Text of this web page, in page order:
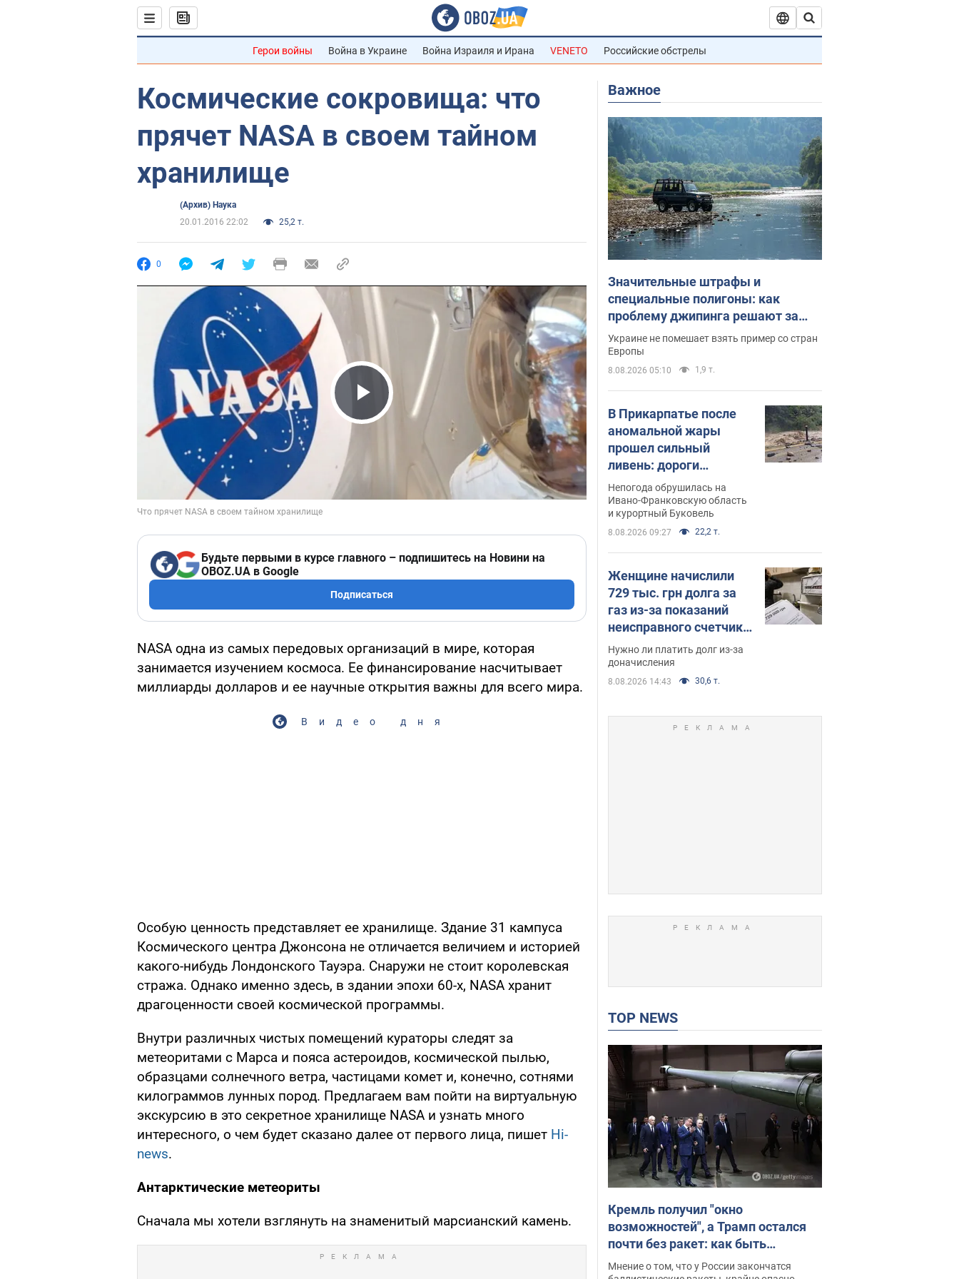
Герои войны Война в Украине Война Израиля и Ирана VENETO Российские обстрелы
Космические сокровища: что
прячет NASA в своем тайном
хранилище
(Архив) Наука
20.01.2016 22:02
25,2 т.
0
Play Video
Будьте первыми в курсе главного – подпишитесь на Новини на
OBOZ.UA в Google
Подписаться
NASA одна из самых передовых организаций в мире, которая
занимается изучением космоса. Ее финансирование насчитывает
миллиарды долларов и ее научные открытия важны для всего мира.
Видео дня
Особую ценность представляет ее хранилище. Здание 31 кампуса
Космического центра Джонсона не отличается величием и историей
какого-нибудь Лондонского Тауэра. Снаружи не стоит королевская
стража. Однако именно здесь, в здании эпохи 60-х, NASA хранит
драгоценности своей космической программы.
Внутри различных чистых помещений кураторы следят за
метеоритами с Марса и пояса астероидов, космической пылью,
образцами солнечного ветра, частицами комет и, конечно, сотнями
килограммов лунных пород. Предлагаем вам пойти на виртуальную
экскурсию в это секретное хранилище NASA и узнать много
интересного, о чем будет сказано далее от первого лица, пишет Нi-
news.
Антарктические метеориты
Сначала мы хотели взглянуть на знаменитый марсианский камень.
Важное
Значительные штрафы и
специальные полигоны: как
проблему джипинга решают за
границей
Украине не помешает взять пример со стран
Европы
8.08.2026 05:10 1,9 т.
В Прикарпатье после
аномальной жары
прошел сильный
ливень: дороги
превратились в реки.
Видео
Непогода обрушилась на
Ивано-Франковскую область
и курортный Буковель
8.08.2026 09:27 22,2 т.
Женщине начислили
729 тыс. грн долга за
газ из-за показаний
неисправного счетчика:
судья вынес
неожиданное решение
Нужно ли платить долг из-за
доначисления
8.08.2026 14:43 30,6 т.
TOP NEWS
Кремль получил "окно
возможностей", а Трамп остался
почти без ракет: как быть
Украине? Интервью с Мельником
Мнение о том, что у России закончатся